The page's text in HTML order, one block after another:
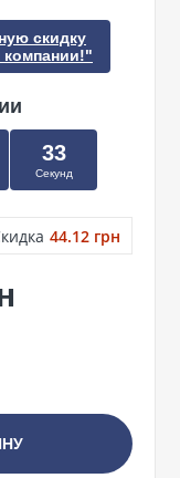
скидку
33
Секунд
44.12 грн